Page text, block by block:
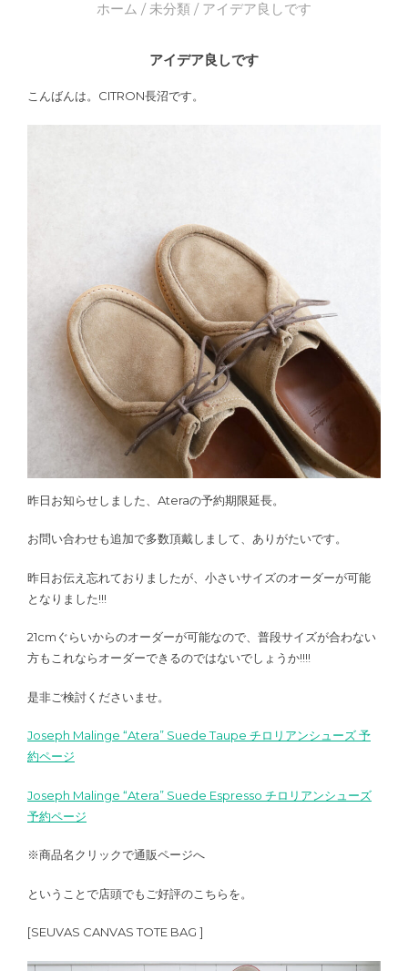
ホーム / 未分類 / アイデア良しです
アイデア良しです
こんばんは。CITRON長沼です。
昨日お知らせしました、Ateraの予約期限延長。
お問い合わせも追加で多数頂戴しまして、ありがたいです。
昨日お伝え忘れておりましたが、小さいサイズのオーダーが可能
となりました!!!
21cmぐらいからのオーダーが可能なので、普段サイズが合わない
方もこれならオーダーできるのではないでしょうか!!!!
是非ご検討くださいませ。
Joseph Malinge “Atera” Suede Taupe チロリアンシューズ 予
約ページ
Joseph Malinge “Atera” Suede Espresso チロリアンシューズ
予約ページ
※商品名クリックで通販ページへ
ということで店頭でもご好評のこちらを。
[SEUVAS CANVAS TOTE BAG ]